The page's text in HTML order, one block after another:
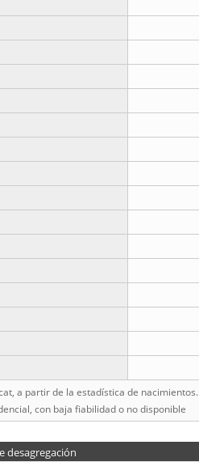
a partir de la estadística de nacimientos.
con baja fiabilidad o no disponible
desagregación